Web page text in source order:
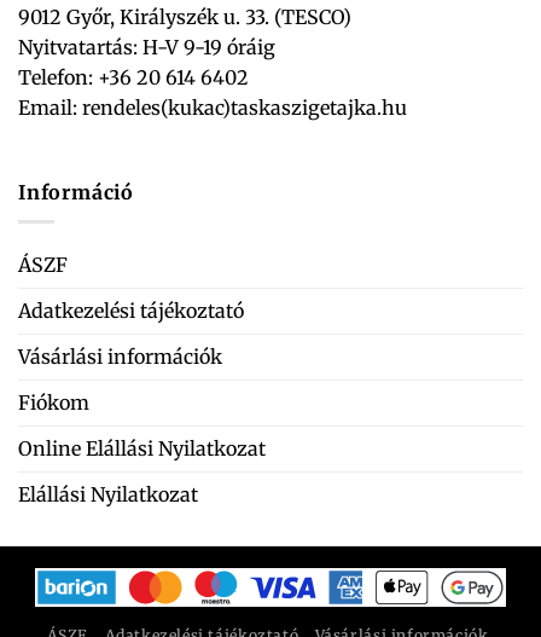
9012 Győr, Királyszék u. 33. (TESCO)
Nyitvatartás: H-V 9-19 óráig
Telefon: +36 20 614 6402
Email: rendeles(kukac)taskaszigetajka.hu
Információ
ÁSZF
Adatkezelési tájékoztató
Vásárlási információk
Fiókom
Online Elállási Nyilatkozat
Elállási Nyilatkozat